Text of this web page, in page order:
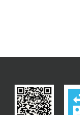
所
習
資
源